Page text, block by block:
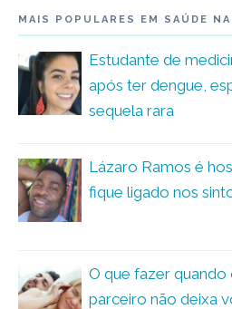
MAIS POPULARES EM SAÚDE
Estudante de
após ter dengue,
sequela rara
Lázaro Ramos é
fique ligado nos
O que fazer
parceiro não deixa